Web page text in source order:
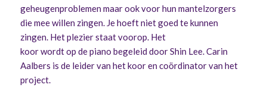
geheugenproblemen maar ook voor hun mantelzorgers
die mee willen zingen. Je hoeft niet goed te kunnen
zingen. Het plezier staat voorop. Het
koor wordt op de piano begeleid door Shin Lee. Carin
Aalbers is de leider van het koor en coördinator van het
project.